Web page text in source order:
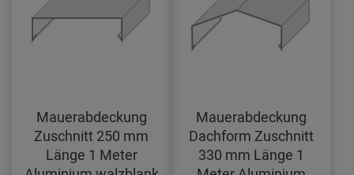
Mauerabdeckung
Zuschnitt 250 mm
Länge 1 Meter
Mauerabdeckung
Dachform Zuschnitt
330 mm Länge 1